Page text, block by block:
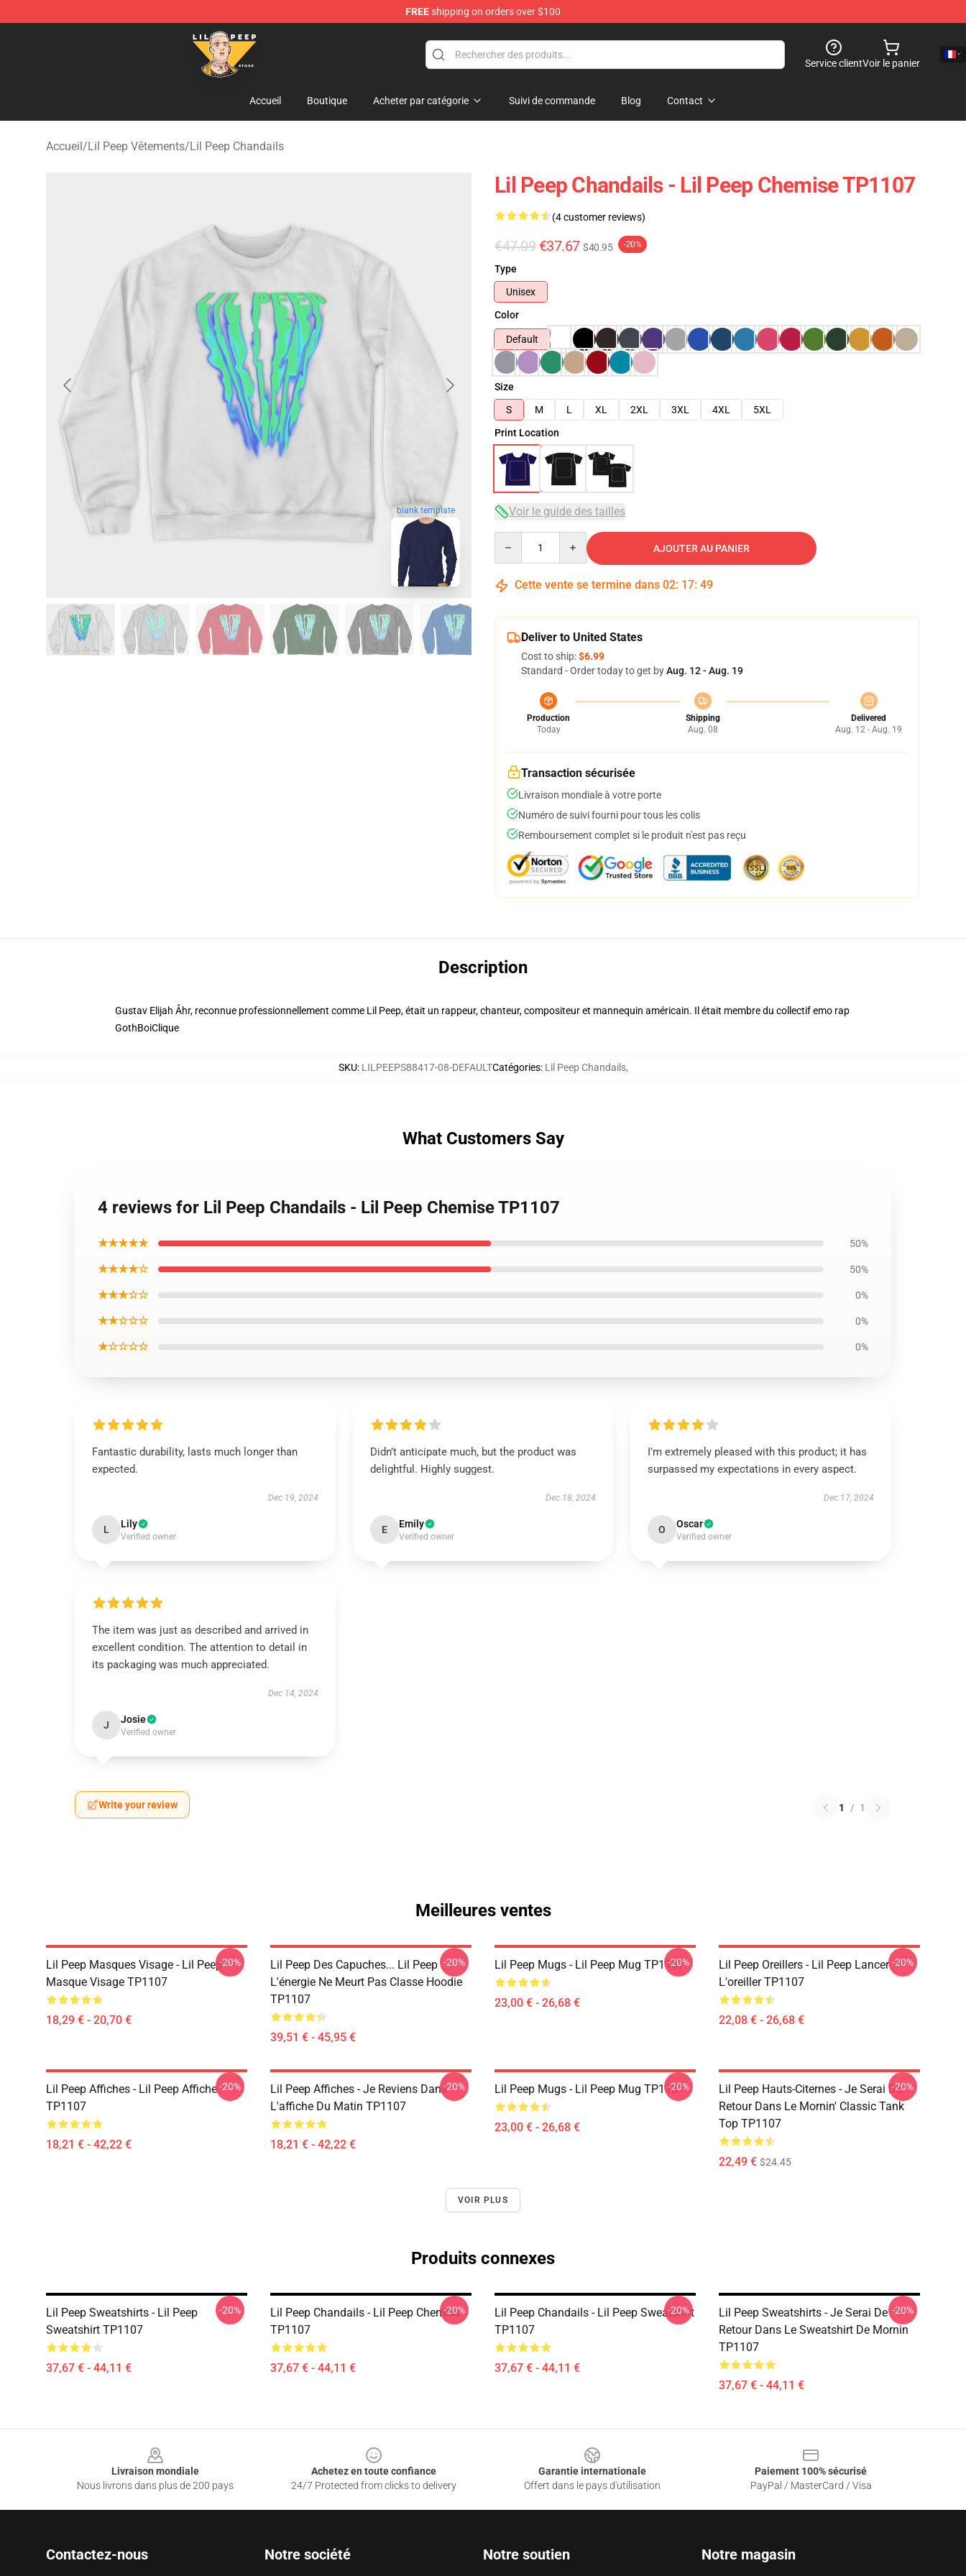
FREEshipping on orders over $100
Lil Peep Store - Official Lil Peep Merchandise Shop
Service clientVoir le panier
Accueil Boutique Acheter par catégorie Suivi de commande Blog Contact
Accueil/Lil Peep Vêtements/Lil Peep Chandails
blank template
Lil Peep Chandails - Lil Peep Chemise TP1107
(4 customer reviews)
€47.09 €37.67 $40.95 -20%
Type
Unisex
Color
Default
Size
S
M L XL 2XL 3XL 4XL
5XL
Print Location
Voir le guide des tailles
AJOUTER AU PANIER
Cette vente se termine dans 02: 17: 48
Deliver to United States
Cost to ship:$6.99
Standard - Order today to get byAug. 12 - Aug. 19
Production
Today
Shipping
Aug. 08
Delivered
Aug. 12 - Aug. 19
Transaction sécurisée
Livraison mondiale à votre porte
Numéro de suivi fourni pour tous les colis
Remboursement complet si le produit n'est pas reçu
Description
Gustav Elijah Åhr, reconnue professionnellement comme Lil Peep, était un rappeur, chanteur, compositeur et mannequin américain. Il était membre du collectif emo rap
GothBoiClique
SKU: LILPEEPS88417-08-DEFAULTCatégories: Lil Peep Chandails,
What Customers Say
4 reviews for Lil Peep Chandails - Lil Peep Chemise TP1107
★★★★★ 50%
★★★★☆ 50%
★★★☆☆ 0%
★★☆☆☆ 0%
★☆☆☆☆ 0%
Fantastic durability, lasts much longer than
expected.
Dec 19, 2024
L Lily
Verified owner
Didn’t anticipate much, but the product was
delightful. Highly suggest.
Dec 18, 2024
E Emily
Verified owner
I’m extremely pleased with this product; it has
surpassed my expectations in every aspect.
Dec 17, 2024
O Oscar
Verified owner
The item was just as described and arrived in
excellent condition. The attention to detail in
its packaging was much appreciated.
Dec 14, 2024
J Josie
Verified owner
Write your review 1 / 1
Meilleures ventes
Lil Peep Masques Visage - Lil Peep
Masque Visage TP1107
18,29 € - 20,70 €
-20%
Lil Peep Des Capuches... Lil Peep
L'énergie Ne Meurt Pas Classe Hoodie
TP1107
39,51 € - 45,95 €
-20% Lil Peep Mugs - Lil Peep Mug TP1107
23,00 € - 26,68 €
-20%
Lil Peep Oreillers - Lil Peep Lancer
L'oreiller TP1107
22,08 € - 26,68 €
-20%
Lil Peep Affiches - Lil Peep Affiche
TP1107
18,21 € - 42,22 €
-20%
Lil Peep Affiches - Je Reviens Dans
L'affiche Du Matin TP1107
18,21 € - 42,22 €
-20% Lil Peep Mugs - Lil Peep Mug TP1107
23,00 € - 26,68 €
-20%
Lil Peep Hauts-Citernes - Je Serai De
Retour Dans Le Mornin' Classic Tank
Top TP1107
22,49 € $24.45
-20%
VOIR PLUS
Produits connexes
Lil Peep Sweatshirts - Lil Peep
Sweatshirt TP1107
37,67 € - 44,11 €
-20%
Lil Peep Chandails - Lil Peep Chemise
TP1107
37,67 € - 44,11 €
-20%
Lil Peep Chandails - Lil Peep Sweatshirt
TP1107
37,67 € - 44,11 €
-20%
Lil Peep Sweatshirts - Je Serai De
Retour Dans Le Sweatshirt De Mornin
TP1107
37,67 € - 44,11 €
-20%
Livraison mondiale
Nous livrons dans plus de 200 pays
Achetez en toute confiance
24/7 Protected from clicks to delivery
Garantie internationale
Offert dans le pays d'utilisation
Paiement 100% sécurisé
PayPal / MasterCard / Visa
Contactez-nous Notre société Notre soutien Notre magasin